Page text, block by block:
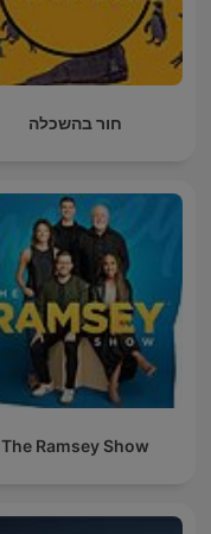
חור בהשכלה
The Ramsey Show